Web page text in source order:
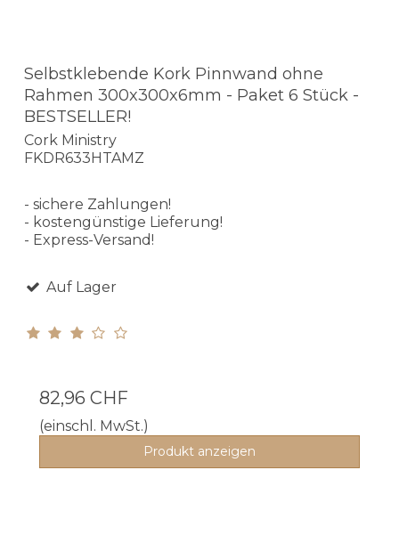
Selbstklebende Kork Pinnwand ohne
Rahmen 300x300x6mm - Paket 6 Stück -
BESTSELLER!
Cork Ministry
FKDR633HTAMZ
- sichere Zahlungen!
- kostengünstige Lieferung!
- Express-Versand!
Auf Lager
82,96 CHF
(einschl. MwSt.)
Produkt anzeigen